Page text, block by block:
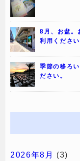
8月、お盆。
利用ください
季節の移ろ
ださい。
2026年8月 (3)